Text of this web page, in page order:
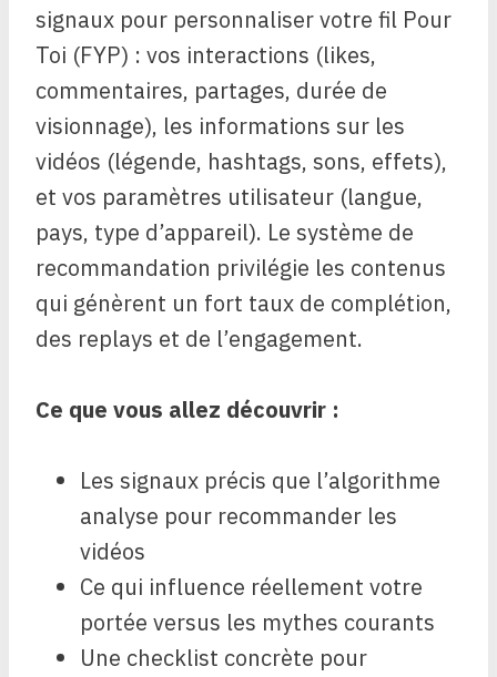
signaux pour personnaliser votre fil Pour
Toi (FYP) : vos interactions (likes,
commentaires, partages, durée de
visionnage), les informations sur les
vidéos (légende, hashtags, sons, effets),
et vos paramètres utilisateur (langue,
pays, type d’appareil). Le système de
recommandation privilégie les contenus
qui génèrent un fort taux de complétion,
des replays et de l’engagement.
Ce que vous allez découvrir :
Les signaux précis que l’algorithme
analyse pour recommander les
vidéos
Ce qui influence réellement votre
portée versus les mythes courants
Une checklist concrète pour